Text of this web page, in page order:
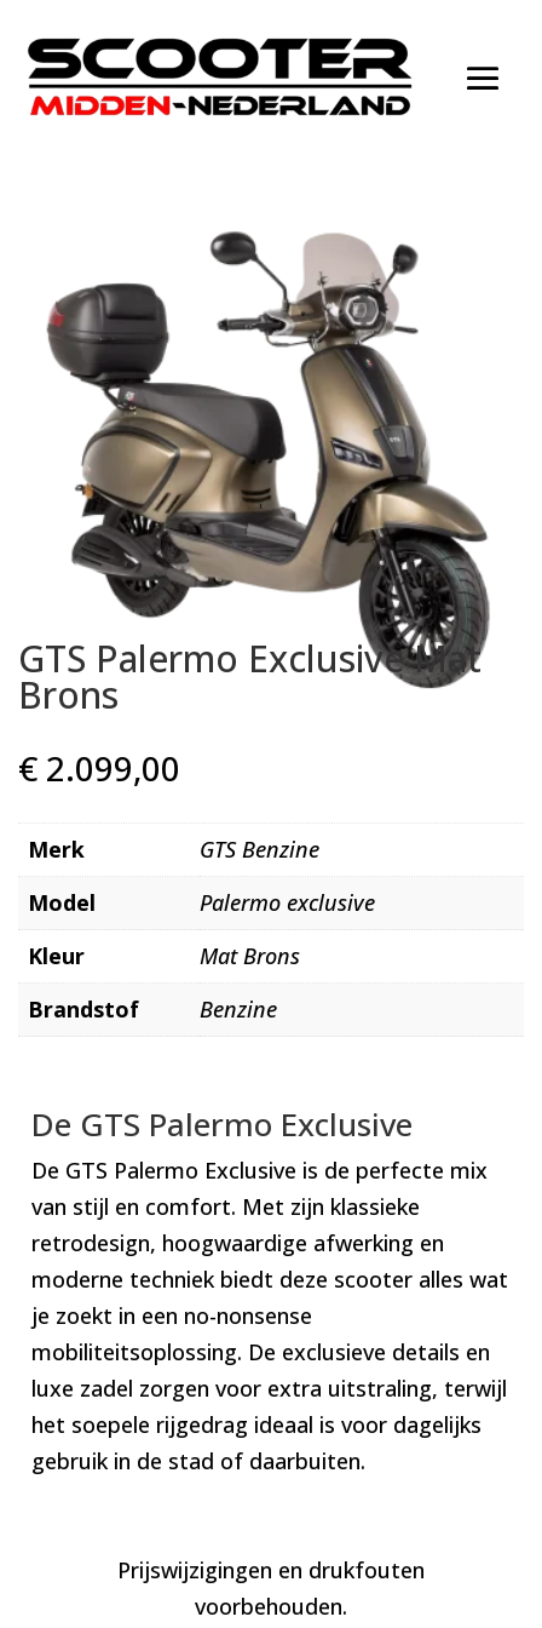
GTS Palermo Exclusive Mat
Brons
€ 2.099,00
Merk
GTS Benzine
Model
Palermo exclusive
Kleur
Mat Brons
Brandstof
Benzine
De GTS Palermo Exclusive
De GTS Palermo Exclusive is de perfecte mix
van stijl en comfort. Met zijn klassieke
retrodesign, hoogwaardige afwerking en
moderne techniek biedt deze scooter alles wat
je zoekt in een no-nonsense
mobiliteitsoplossing. De exclusieve details en
luxe zadel zorgen voor extra uitstraling, terwijl
het soepele rijgedrag ideaal is voor dagelijks
gebruik in de stad of daarbuiten.
Prijswijzigingen en drukfouten
voorbehouden.